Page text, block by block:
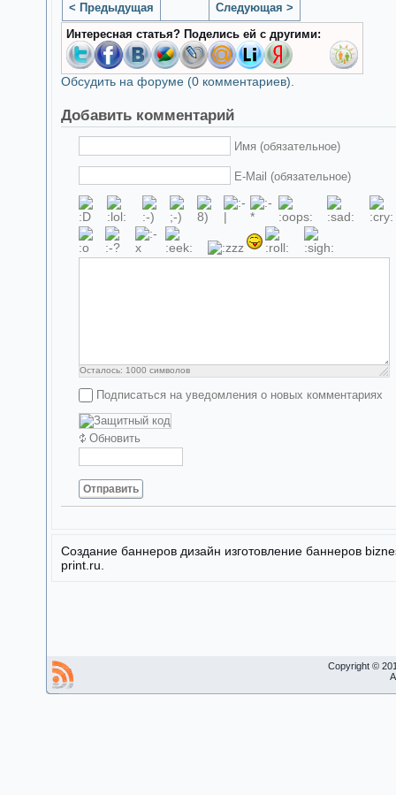
< Предыдущая
Следующая >
Интересная статья? Поделись ей с другими:
Обсудить на форуме (0 комментариев).
Добавить комментарий
Имя (обязательное)
E-Mail (обязательное)
Осталось: 1000 символов
Подписаться на уведомления о новых комментариях
Обновить
Отправить
Создание баннеров дизайн изготовление баннеров
print.ru.
Copyright ©